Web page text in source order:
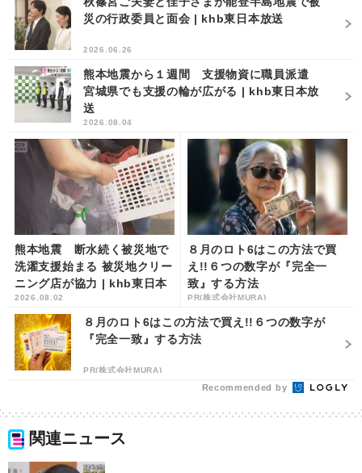
災の行政委員と面会 | khb東日本放送
2026.06.26
熊本地震から１週間 支援物資に職員派遣
宮城県でも支援の輪が広がる | khb東日本放
送
2026.08.04
熊本地震 断水続く被災地で
洗濯支援始まる 被災地クリー
ニング店が協力 | khb東日本
放送
2026.08.02
８月のロト6はこの方法で買
え!!６つの数字が『完全一
致』する方法
PR(株式会社MURA)
８月のロト6はこの方法で買え!!６つの数字が
『完全一致』する方法
PR(株式会社MURA)
Recommended by
関連ニュース